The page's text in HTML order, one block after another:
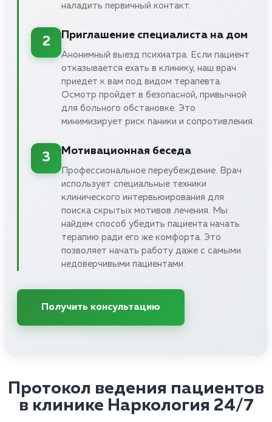
наладить первичный контакт.
2
Приглашение специалиста на дом
Анонимный выезд психиатра. Если пациент
отказывается ехать в клинику, наш врач
приедет к вам под видом терапевта.
Осмотр пройдет в безопасной, привычной
для больного обстановке. Это
минимизирует риск паники и сопротивления.
3
Мотивационная беседа
Профессиональное переубеждение. Врач
использует специальные техники
клинического интервьюирования для
поиска скрытых мотивов лечения. Мы
найдем способ убедить пациента начать
терапию ради его же комфорта. Это
позволяет начать работу даже с самыми
недоверчивыми пациентами.
Получить консультацию
Протокол ведения пациентов
в клинике Наркология 24/7